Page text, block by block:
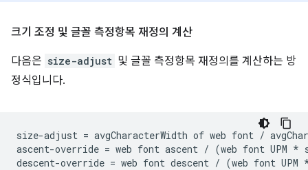
크기 조정 및 글꼴 측정항목 재정의 계산
다음은 size-adjust 및 글꼴 측정항목 재정의를 계산하는 방
정식입니다.
size-adjust = avgCharacterWidth of web font /
ascent-override = web font ascent / (web font UPM
descent-override = web font descent / (web font